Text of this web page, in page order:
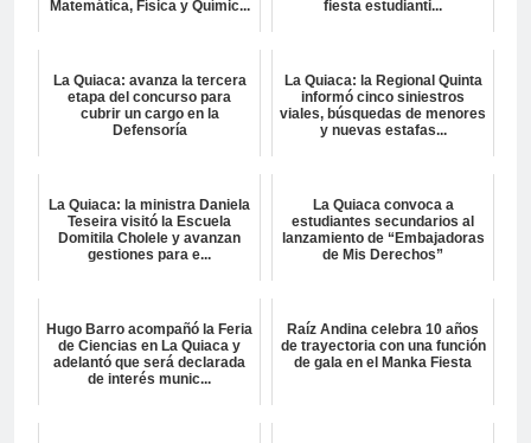
Matemática, Física y Químic... fiesta estudianti...
La Quiaca: avanza la tercera
etapa del concurso para
cubrir un cargo en la
Defensoría
La Quiaca: la Regional Quinta
informó cinco siniestros
viales, búsquedas de menores
y nuevas estafas...
La Quiaca: la ministra Daniela
Teseira visitó la Escuela
Domitila Cholele y avanzan
gestiones para e...
La Quiaca convoca a
estudiantes secundarios al
lanzamiento de “Embajadoras
de Mis Derechos”
Hugo Barro acompañó la Feria
de Ciencias en La Quiaca y
adelantó que será declarada
de interés munic...
Raíz Andina celebra 10 años
de trayectoria con una función
de gala en el Manka Fiesta